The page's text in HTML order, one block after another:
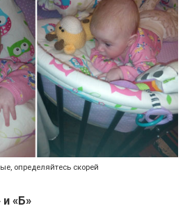
определяйтесь скорей
и «Б»